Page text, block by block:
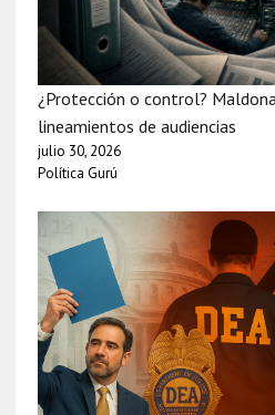
¿Protección o control?
lineamientos de audiencias
julio 30, 2026
Política Gurú